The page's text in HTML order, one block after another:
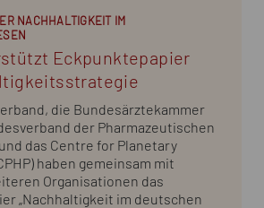
NACHHALTIGKEIT IM
Eckpunktepapier
die Bundesärztekammer
der Pharmazeutischen
das Centre for Planetary
haben gemeinsam mit
Organisationen das
„Nachhaltigkeit im deutschen